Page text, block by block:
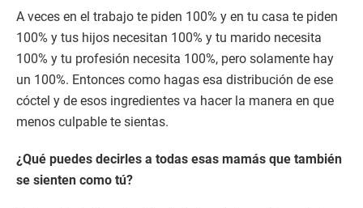
A veces en el trabajo te piden 100% y en tu casa te piden
100% y tus hijos necesitan 100% y tu marido necesita
100% y tu profesión necesita 100%, pero solamente hay
un 100%. Entonces como hagas esa distribución de ese
cóctel y de esos ingredientes va hacer la manera en que
menos culpable te sientas.
¿Qué puedes decirles a todas esas mamás que también
se sienten como tú?